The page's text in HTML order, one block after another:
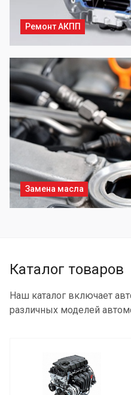
Ремонт АКПП
Замена масла
Каталог товаров
Наш каталог включает
различных моделей